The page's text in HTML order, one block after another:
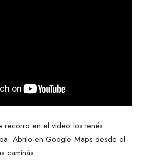
recorro en el video los tenés
Abrilo en Google Maps desde el
caminás: